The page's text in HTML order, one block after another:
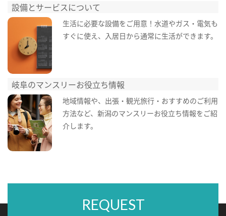
設備とサービスについて
生活に必要な設備をご用意！水道やガス・電気も
すぐに使え、入居日から通常に生活ができます。
岐阜のマンスリーお役立ち情報
地域情報や、出張・観光旅行・おすすめのご利用
方法など、新潟のマンスリーお役立ち情報をご紹
介します。
REQUEST